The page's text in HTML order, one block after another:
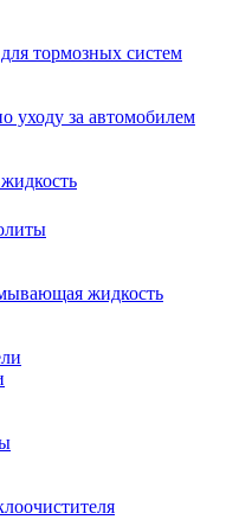
тормозных систем
уходу за автомобилем
жидкость